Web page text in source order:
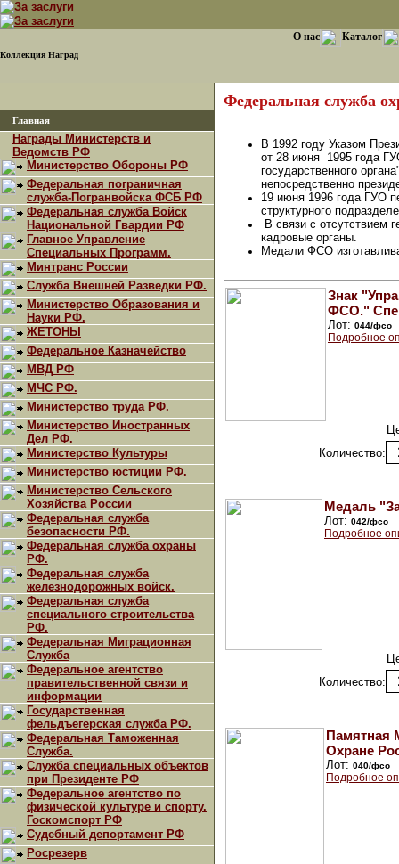
Коллекция Наград
О нас Каталог
Главная
Награды Министерств и
Ведомств РФ
Министерство Обороны РФ
Федеральная пограничная
служба-Погранвойска ФСБ РФ
Федеральная служба Войск
Национальной Гвардии РФ
Главное Управление
Специальных Программ.
Минтранс России
Служба Внешней Разведки РФ.
Министерство Образования и
Науки РФ.
ЖЕТОНЫ
Федеральное Казначейство
МВД РФ
МЧС РФ.
Министерство труда РФ.
Министерство Иностранных
Дел РФ.
Министерство Культуры
Министерство юстиции РФ.
Министерство Сельского
Хозяйства России
Федеральная служба
безопасности РФ.
Федеральная служба охраны
РФ.
Федеральная служба
железнодорожных войск.
Федеральная служба
специального строительства
РФ.
Федеральная Миграционная
Служба
Федеральное агентство
правительственной связи и
информации
Государственная
фельдъегерская служба РФ.
Федеральная Таможенная
Служба.
Служба специальных объектов
при Президенте РФ
Федеральное агентство по
физической культуре и спорту.
Госкомспорт РФ
Судебный депортамент РФ
Росрезерв
Федеральная служба
В 1992 году Указом
от 28 июня 1995 года
государственного
непосредственно
19 июня 1996 года ГУО
структурного
В связи с отсутствием
кадровые органы.
Медали ФСО
Знак
ФСО."
Лот: 044/фсо
Подробное
Количество:
Медаль
Лот: 042/фсо
Подробное
Количество:
Памятная
Охране
Лот: 040/фсо
Подробное